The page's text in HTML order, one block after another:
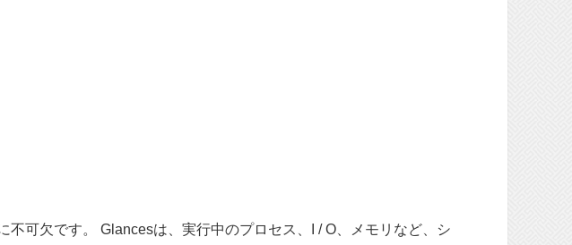
可欠です。 Glancesは、実行中のプロセス、I / O、メモリなど、シ